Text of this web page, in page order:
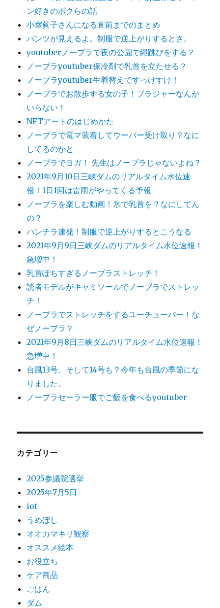
ン好きのボクらの話
小室眞子さんになる直前までのまとめ
パンツが見えるよ。制服で逆上がりするとさ。
youtuberノーブラで夜の公園で縄跳びをする？
ノーブラyoutuber保冷剤で乳首を立たせる？
ノーブラyoutuber生着替えですっけすけ！
ノーブラでお散歩する女の子！ブラジャーなんか
いらない！
NFTアートのはじめかた
ノーブラで電マ装着してウーバー受け取り？なに
してるのかと
ノーブラでヨガ！ 先生はノーブラじゃないよね？
2021年9月10日三峡ダムのリアルタイム水位速
報！1日1回は雷雨がやってくる予報
ノーブラを楽しむ動画！氷で乳首を？なにしてん
の？
パンチラ連発！制服で逆上がりするとこうなる
2021年9月9日三峡ダムのリアルタイム水位速報！
急増中！
乳首ぽちすぎるノーブラストレッチ！
読者モデルがキャミソールでノーブラでストレッ
チ！
ノーブラでストレッチをするユーチューバー！な
ぜノーブラ？
2021年9月8日三峡ダムのリアルタイム水位速報！
急増中！
台風13号、そして14号も？今年も台風の季節にな
りました。
ノーブラセーラー服でご飯を食べるyoutuber
カテゴリー
2025参議院選挙
2025年7月5日
iot
うめぼし
オオカマキリ観察
オススメ絵本
お役立ち
ケア商品
ごはん
ダム